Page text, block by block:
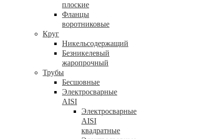
плоские
Фланцы
воротниковые
Круг
Никельсодержащий
Безникелевый
жаропрочный
Трубы
Бесшовные
Электросварные
AISI
Электросварные
AISI
квадратные